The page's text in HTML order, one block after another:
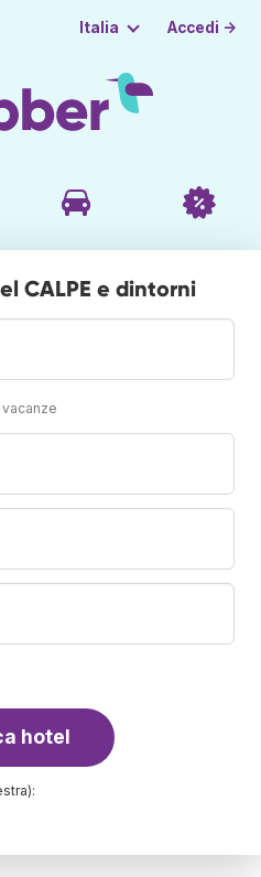
Italia Accedi →
CALPE e dintorni
hotel